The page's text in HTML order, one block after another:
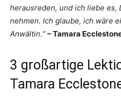
herausreden, und ich liebe es,
nehmen. Ich glaube, ich wäre
Anwältin.“– Tamara
3 großartige
Tamara